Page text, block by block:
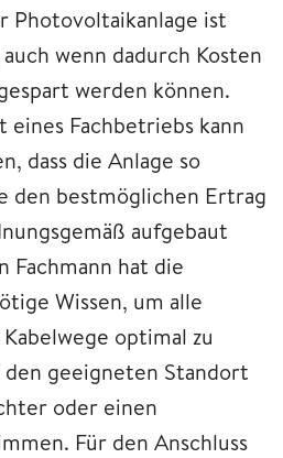
Photovoltaikanlage ist
wenn dadurch Kosten
werden können.
Fachbetriebs kann
dass die Anlage so
den bestmöglichen Ertrag
aufgebaut
Fachmann hat die
Wissen, um alle
optimal zu
geeigneten Standort
oder einen
Für den Anschluss